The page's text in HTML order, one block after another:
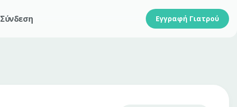
Σύνδεση Εγγραφή Γιατρού